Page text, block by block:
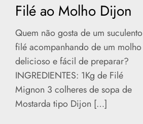
Filé ao Molho Dijon
Quem não gosta de um suculento
filé acompanhando de um molho
delicioso e fácil de preparar?
INGREDIENTES: 1Kg de Filé
Mignon 3 colheres de sopa de
Mostarda tipo Dijon […]